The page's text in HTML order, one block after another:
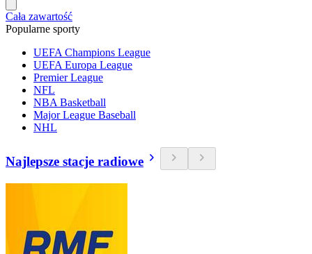
Cała zawartość
Popularne sporty
UEFA Champions League
UEFA Europa League
Premier League
NFL
NBA Basketball
Major League Baseball
NHL
Najlepsze stacje radiowe